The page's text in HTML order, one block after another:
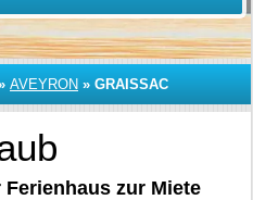
AVEYRON » GRAISSAC
zur Miete